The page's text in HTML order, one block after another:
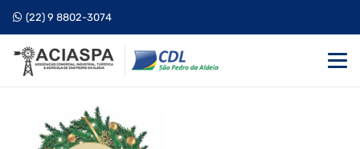
(22) 9 8802-3074